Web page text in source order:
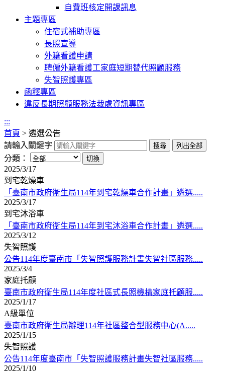
自費班核定開課訊息
主題專區
住宿式補助專區
長照宣導
外籍看護申請
聘僱外籍看護工家庭短期替代照顧服務
失智照護專區
函釋專區
違反長期照顧服務法裁處資訊專區
:::
首頁 > 遴選公告
請輸入關鍵字
分類：
2025/3/17
到宅乾燥車
「臺南市政府衛生局114年到宅乾燥車合作計畫」遴選.....
2025/3/17
到宅沐浴車
「臺南市政府衛生局114年到宅沐浴車合作計畫」遴選.....
2025/3/12
失智照護
公告114年度臺南市「失智照護服務計畫失智社區服務.....
2025/3/4
家庭托顧
臺南市政府衛生局114年度社區式長照機構家庭托顧服.....
2025/1/17
A級單位
臺南市政府衛生局辦理114年社區整合型服務中心(A.....
2025/1/15
失智照護
公告114年度臺南市「失智照護服務計畫失智社區服務.....
2025/1/10